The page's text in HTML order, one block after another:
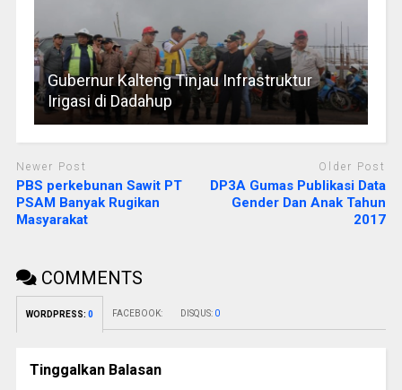
Gubernur Kalteng Tinjau Infrastruktur
Irigasi di Dadahup
Newer Post
PBS perkebunan Sawit PT
PSAM Banyak Rugikan
Masyarakat
Older Post
DP3A Gumas Publikasi Data
Gender Dan Anak Tahun
2017
COMMENTS
WORDPRESS: 0 FACEBOOK: DISQUS: 0
Tinggalkan Balasan